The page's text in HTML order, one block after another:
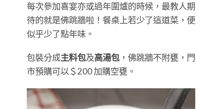
​​​​​​​每次參加喜宴亦或過年圍爐的時候，最教人期
待的就是佛跳牆啦！餐桌上若少了這道菜，便
似乎少了點年味。
包裝分成主料包及高湯包，佛跳牆不附甕，門
市預購可以＄200 加購空甕。